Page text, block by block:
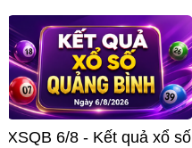
XSQB 6/8 - Kết quả xổ số